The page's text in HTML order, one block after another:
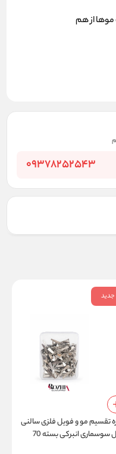
از هم
09378252543
جدید
تقسیم مو و فویل فلزی سالنی
مدل سوسماری انبرکی بسته 70